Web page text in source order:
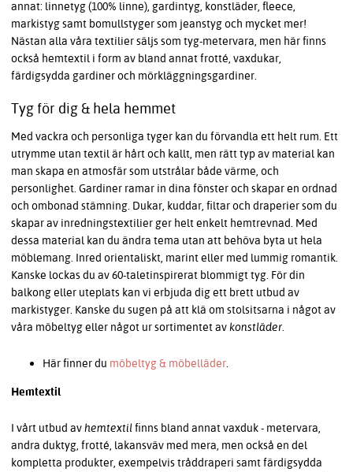
annat: linnetyg (100% linne), gardintyg, konstläder, fleece,
markistyg samt bomullstyger som jeanstyg och mycket mer!
Nästan alla våra textilier säljs som tyg-metervara, men här finns
också hemtextil i form av bland annat frotté, vaxdukar,
färdigsydda gardiner och mörkläggningsgardiner.
Tyg för dig & hela hemmet
Med vackra och personliga tyger kan du förvandla ett helt rum. Ett
utrymme utan textil är hårt och kallt, men rätt typ av material kan
man skapa en atmosfär som utstrålar både värme, och
personlighet. Gardiner ramar in dina fönster och skapar en ordnad
och ombonad stämning. Dukar, kuddar, filtar och draperier som du
skapar av inredningstextilier ger helt enkelt hemtrevnad. Med
dessa material kan du ändra tema utan att behöva byta ut hela
möblemang. Inred orientaliskt, marint eller med lummig romantik.
Kanske lockas du av 60-taletinspirerat blommigt tyg. För din
balkong eller uteplats kan vi erbjuda dig ett brett utbud av
markistyger. Kanske du sugen på att klä om stolsitsarna i något av
våra möbeltyg eller något ur sortimentet avkonstläder.
Här finner du möbeltyg & möbelläder.
Hemtextil
I vårt utbud avhemtextilfinns bland annat vaxduk - metervara,
andra duktyg, frotté, lakansväv med mera, men också en del
kompletta produkter, exempelvis tråddraperi samt färdigsydda